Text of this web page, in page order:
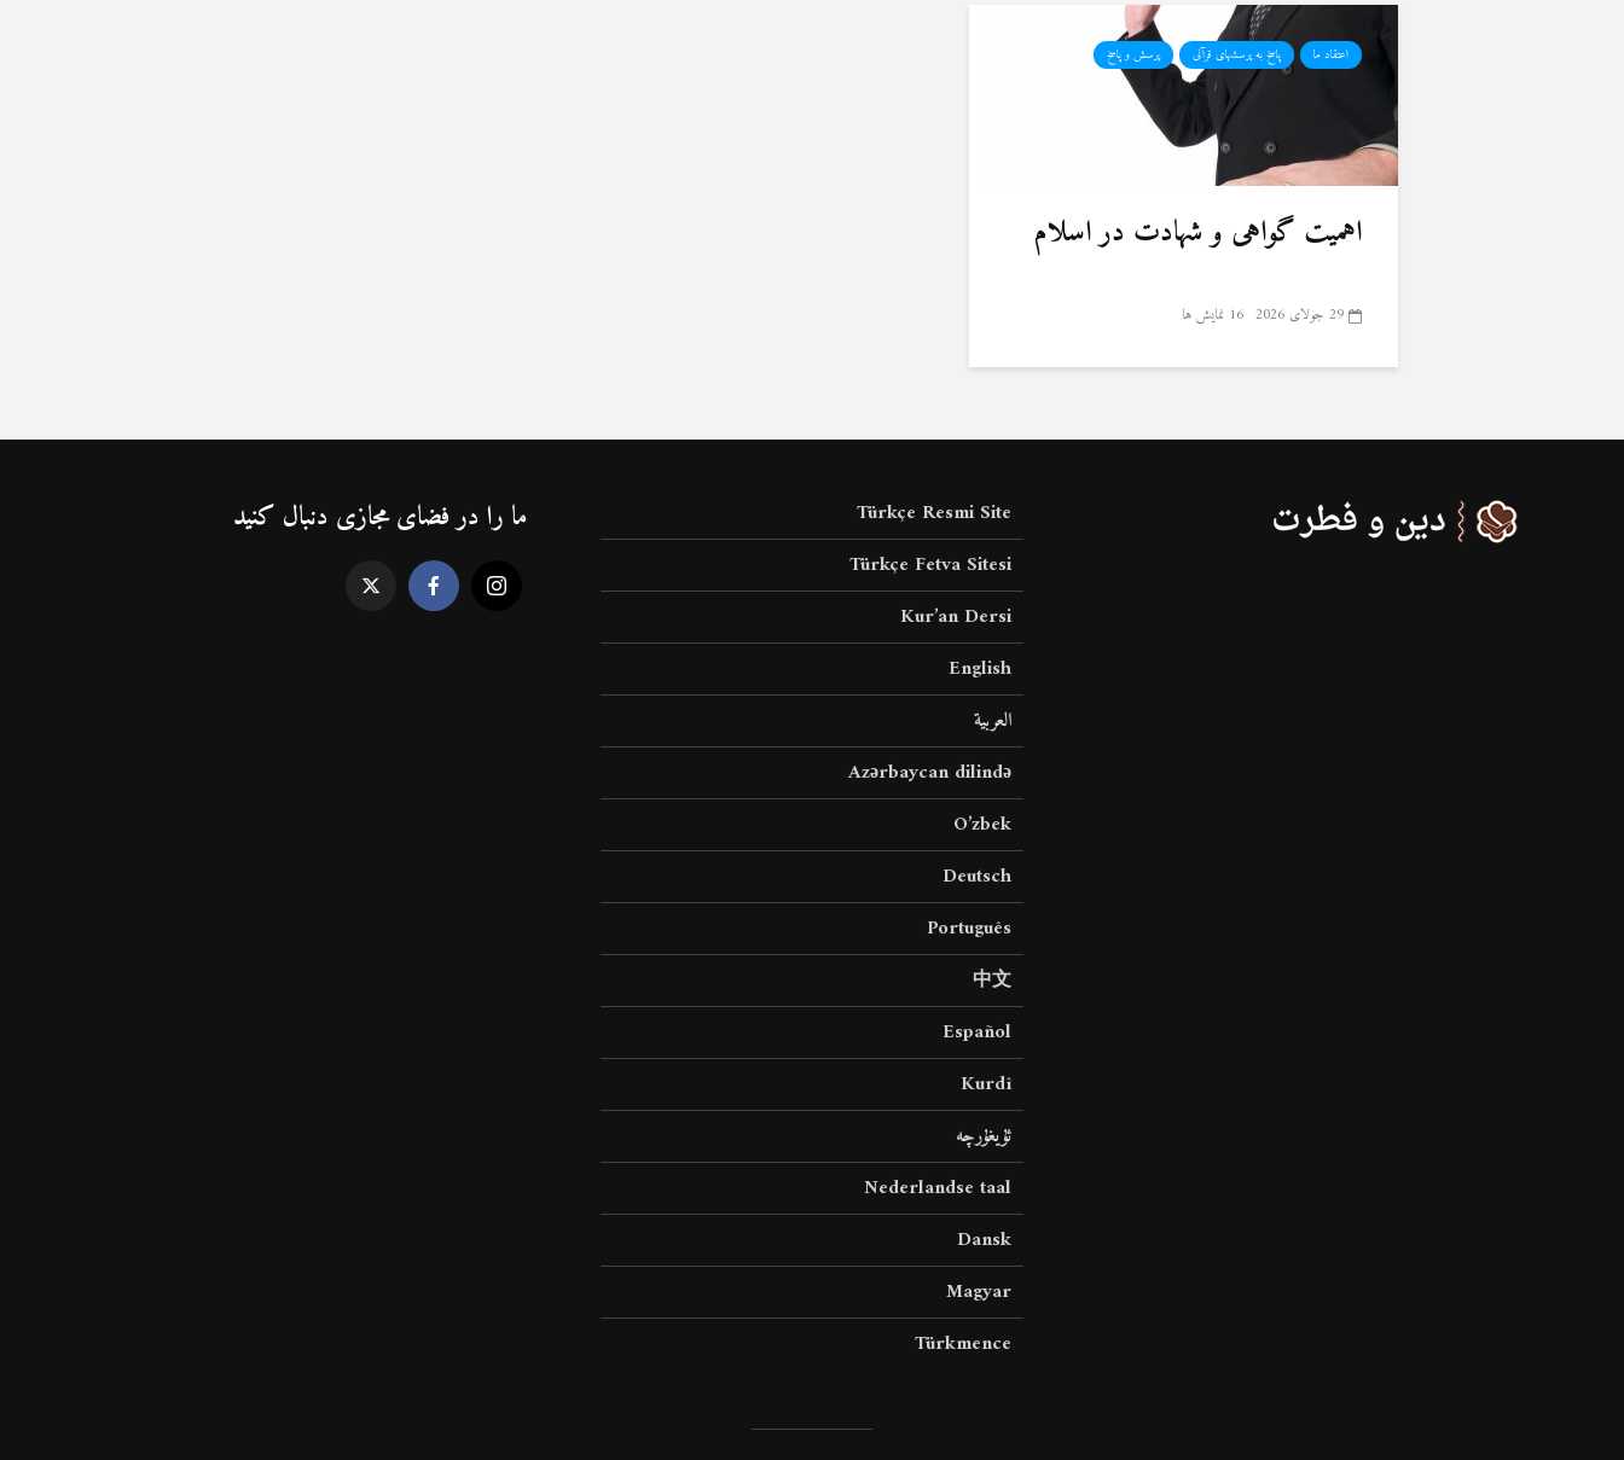
اعتقاد ما پاسخ به پرسشهای قرآنی پرسش و پاسخ
اهمیت گواهی و شهادت در اسلام
29 جولای 2026 16 نمایش ها
Türkçe Resmi Site
Türkçe Fetva Sitesi
Kur’an Dersi
English
العربية
Azərbaycan dilində
O’zbek
Deutsch
Português
中文
Español
Kurdî
ئۇيغۇرچە
Nederlandse taal
Dansk
Magyar
Türkmence
ما را در فضای مجازی دنبال کنید